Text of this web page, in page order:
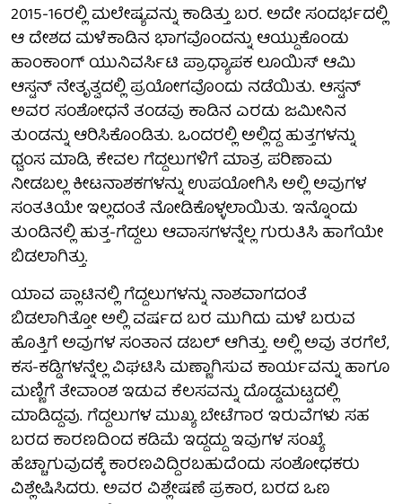
2015-16ರಲ್ಲಿ ಮಲೇಷ್ಯವನ್ನು ಕಾಡಿತ್ತು ಬರ. ಅದೇ ಸಂದರ್ಭದಲ್ಲಿ
ಆ ದೇಶದ ಮಳೆಕಾಡಿನ ಭಾಗವೊಂದನ್ನು ಆಯ್ದುಕೊಂಡು
ಹಾಂಕಾಂಗ್ ಯುನಿವರ್ಸಿಟಿ ಪ್ರಾಧ್ಯಾಪಕ ಲೂಯಿಸ್ ಆಮಿ
ಆಸ್ಟನ್ ನೇತೃತ್ವದಲ್ಲಿ ಪ್ರಯೋಗವೊಂದು ನಡೆಯಿತು. ಆಸ್ಟನ್
ಅವರ ಸಂಶೋಧನೆ ತಂಡವು ಕಾಡಿನ ಎರಡು ಜಮೀನಿನ
ತುಂಡನ್ನು ಆರಿಸಿಕೊಂಡಿತು. ಒಂದರಲ್ಲಿ ಅಲ್ಲಿದ್ದ ಹುತ್ತಗಳನ್ನು
ಧ್ವಂಸ ಮಾಡಿ, ಕೇವಲ ಗೆದ್ದಲುಗಳಿಗೆ ಮಾತ್ರ ಪರಿಣಾಮ
ನೀಡಬಲ್ಲ ಕೀಟನಾಶಕಗಳನ್ನು ಉಪಯೋಗಿಸಿ ಅಲ್ಲಿ ಅವುಗಳ
ಸಂತತಿಯೇ ಇಲ್ಲದಂತೆ ನೋಡಿಕೊಳ್ಳಲಾಯಿತು. ಇನ್ನೊಂದು
ತುಂಡಿನಲ್ಲಿ ಹುತ್ತ-ಗೆದ್ದಲು ಆವಾಸಗಳನ್ನೆಲ್ಲ ಗುರುತಿಸಿ ಹಾಗೆಯೇ
ಬಿಡಲಾಗಿತ್ತು.
ಯಾವ ಪ್ಲಾಟಿನಲ್ಲಿ ಗೆದ್ದಲುಗಳನ್ನು ನಾಶವಾಗದಂತೆ
ಬಿಡಲಾಗಿತ್ತೋ ಅಲ್ಲಿ ವರ್ಷದ ಬರ ಮುಗಿದು ಮಳೆ ಬರುವ
ಹೊತ್ತಿಗೆ ಅವುಗಳ ಸಂತಾನ ಡಬಲ್ ಆಗಿತ್ತು. ಅಲ್ಲಿ ಅವು ತರಗೆಲೆ,
ಕಸ-ಕಡ್ಡಿಗಳನ್ನೆಲ್ಲ ವಿಘಟಿಸಿ ಮಣ್ಣಾಗಿಸುವ ಕಾರ್ಯವನ್ನು ಹಾಗೂ
ಮಣ್ಣಿಗೆ ತೇವಾಂಶ ಇಡುವ ಕೆಲಸವನ್ನು ದೊಡ್ಡಮಟ್ಟದಲ್ಲಿ
ಮಾಡಿದ್ದವು. ಗೆದ್ದಲುಗಳ ಮುಖ್ಯ ಬೇಟೆಗಾರ ಇರುವೆಗಳು ಸಹ
ಬರದ ಕಾರಣದಿಂದ ಕಡಿಮೆ ಇದ್ದದ್ದು ಇವುಗಳ ಸಂಖ್ಯೆ
ಹೆಚ್ಚಾಗುವುದಕ್ಕೆ ಕಾರಣವಿದ್ದಿರಬಹುದೆಂದು ಸಂಶೋಧಕರು
ವಿಶ್ಲೇಷಿಸಿದರು. ಅವರ ವಿಶ್ಲೇಷಣೆ ಪ್ರಕಾರ, ಬರದ ಒಣ